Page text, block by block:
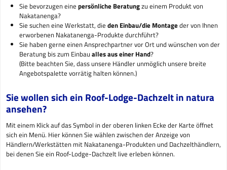
Sie bevorzugen eine persönliche Beratungzu einem Produkt von
Nakatanenga?
Sie suchen eine Werkstatt, die den Einbau/die Montageder von Ihnen
erworbenen Nakatanenga-Produkte durchführt?
Sie haben gerne einen Ansprechpartner vor Ort und wünschen von der
Beratung bis zum Einbau alles aus einer Hand?
(Bitte beachten Sie, dass unsere Händler unmöglich unsere breite
Angebotspalette vorrätig halten können.)
Sie wollen sich ein Roof-Lodge-Dachzelt in natura
ansehen?
Mit einem Klick auf das Symbol in der oberen linken Ecke der Karte öffnet
sich ein Menü. Hier können Sie wählen zwischen der Anzeige von
Händlern/Werkstätten mit Nakatanenga-Produkten und Dachzelthändlern,
bei denen Sie ein Roof-Lodge-Dachzelt live erleben können.